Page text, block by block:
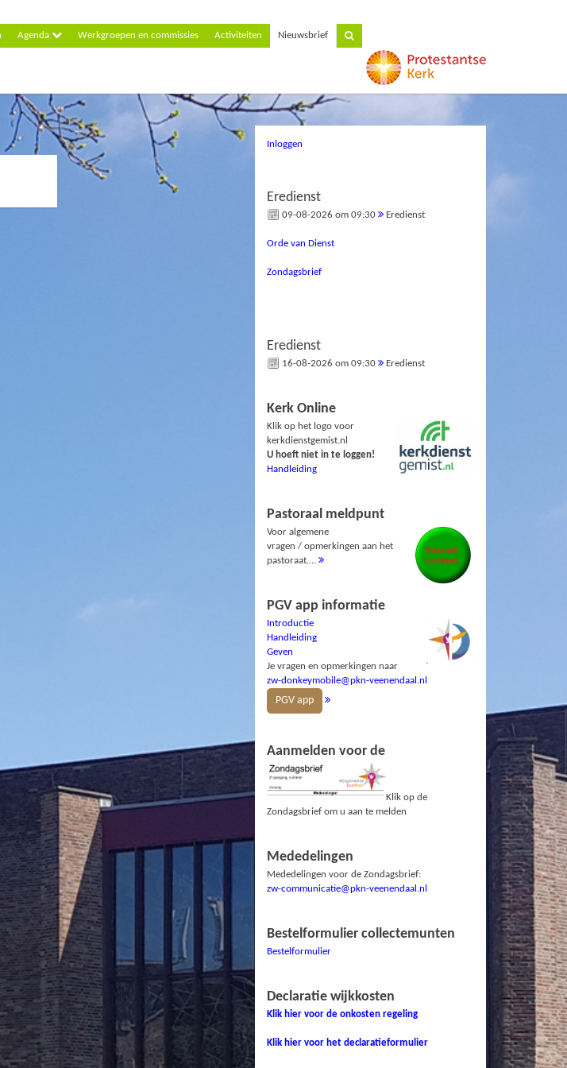
Agenda Werkgroepen en commissies Activiteiten Nieuwsbrief
Inloggen
Eredienst
09-08-2026 om 09:30 Eredienst
Orde van Dienst
Zondagsbrief
Eredienst
16-08-2026 om 09:30 Eredienst
Kerk Online
Klik op het logo voor
kerkdienstgemist.nl
U hoeft niet in te loggen!
Handleiding
Pastoraal meldpunt
Voor algemene
vragen / opmerkingen aan het
pastoraat….
PGV app informatie
Introductie
Handleiding
Geven
Je vragen en opmerkingen naar
zw-donkeymobile@pkn-veenendaal.nl
PGV app
Aanmelden voor de
Klik op de
Zondagsbrief om u aan te melden
Mededelingen
Mededelingen voor de Zondagsbrief:
zw-communicatie@pkn-veenendaal.nl
Bestelformulier collectemunten
Bestelformulier
Declaratie wijkkosten
Klik hier voor de onkosten regeling
Klik hier voor het declaratieformulier